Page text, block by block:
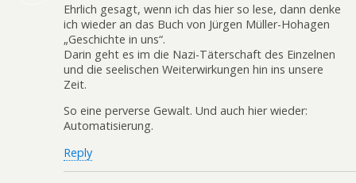
Ehrlich gesagt, wenn ich das hier so lese, dann denke
ich wieder an das Buch von Jürgen Müller-Hohagen
„Geschichte in uns“.
Darin geht es im die Nazi-Täterschaft des Einzelnen
und die seelischen Weiterwirkungen hin ins unsere
Zeit.
So eine perverse Gewalt. Und auch hier wieder:
Automatisierung.
Reply